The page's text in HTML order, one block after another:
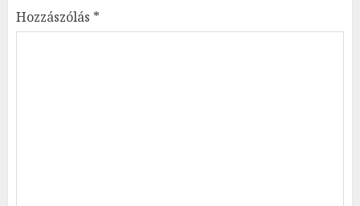
Hozzászólás *